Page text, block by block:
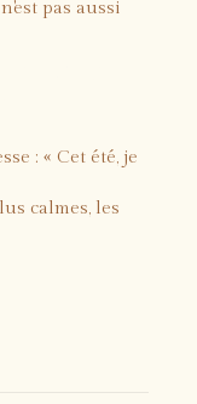
pas aussi
: « Cet été, je
calmes, les